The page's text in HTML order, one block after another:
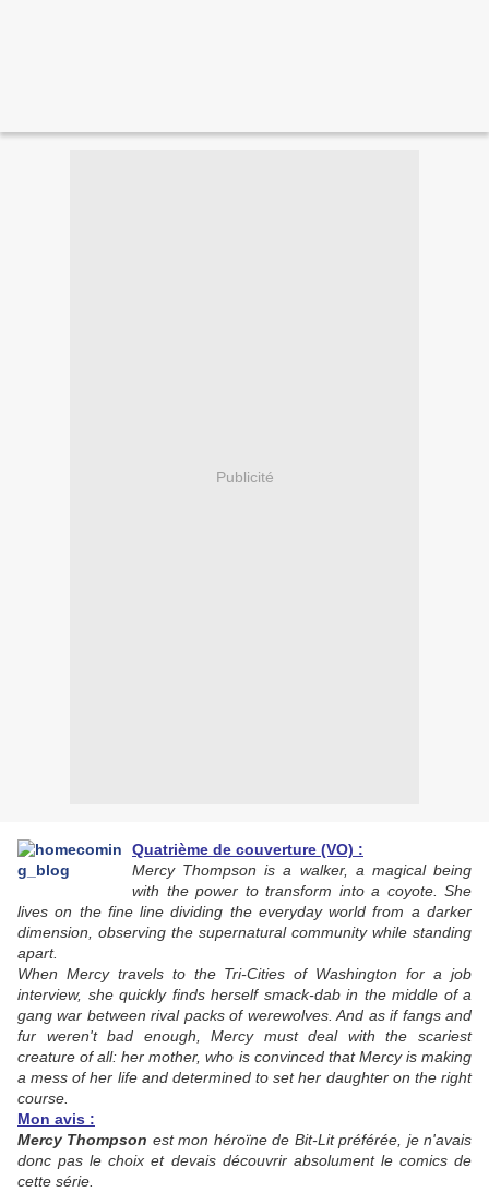
Publicité
Quatrième de couverture (VO) :
Mercy Thompson is a walker, a magical being
with the power to transform into a coyote. She
lives on the fine line dividing the everyday world from a darker
dimension, observing the supernatural community while standing
apart.
When Mercy travels to the Tri-Cities of Washington for a job
interview, she quickly finds herself smack-dab in the middle of a
gang war between rival packs of werewolves. And as if fangs and
fur weren't bad enough, Mercy must deal with the scariest
creature of all: her mother, who is convinced that Mercy is making
a mess of her life and determined to set her daughter on the right
course.
Mon avis :
Mercy Thompson est mon héroïne de Bit-Lit préférée, je n'avais
donc pas le choix et devais découvrir absolument le comics de
cette série.